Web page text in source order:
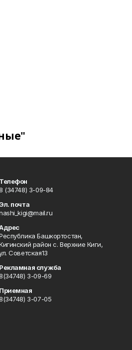
Телефон
(34748) 3-09-84
почта
Башкортостан,
район с. Верхние Киги,
Советская13
Рекламная служба
3-09-69
Приемная
3-07-05